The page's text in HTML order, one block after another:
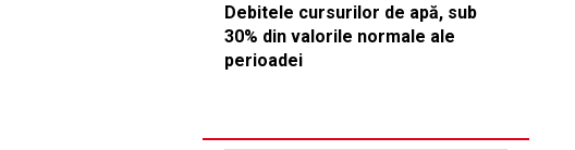
Debitele cursurilor de apă, sub
30% din valorile normale ale
perioadei